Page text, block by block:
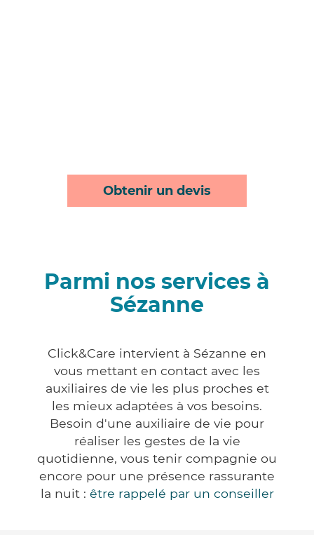
Obtenir un devis
Parmi nos services à
Sézanne
Click&Care intervient à Sézanne en
vous mettant en contact avec les
auxiliaires de vie les plus proches et
les mieux adaptées à vos besoins.
Besoin d'une auxiliaire de vie pour
réaliser les gestes de la vie
quotidienne, vous tenir compagnie ou
encore pour une présence rassurante
la nuit : être rappelé par un conseiller